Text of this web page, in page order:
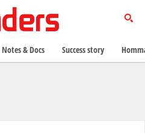
Notes & Docs Success story